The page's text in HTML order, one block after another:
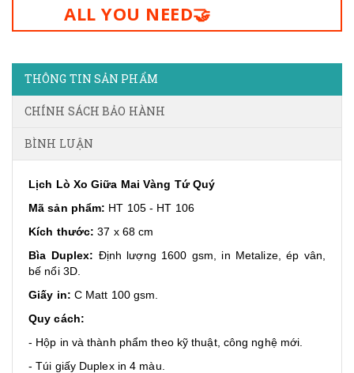
ALL YOU NEED🤝
THÔNG TIN SẢN PHẨM
CHÍNH SÁCH BẢO HÀNH
BÌNH LUẬN
Lịch Lò Xo Giữa Mai Vàng Tứ Quý
Mã sản phẩm: HT 105 - HT 106
Kích thước: 37 x 68 cm
Bìa Duplex: Định lượng 1600 gsm, in Metalize, ép vân,
bế nổi 3D.
Giấy in: C Matt 100 gsm.
Quy cách:
- Hộp in và thành phẩm theo kỹ thuật, công nghệ mới.
- Túi giấy Duplex in 4 màu.